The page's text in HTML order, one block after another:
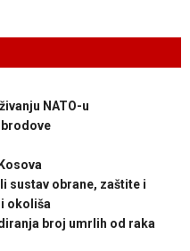
NATO-u
sustav obrane, zaštite i
okoliša
broj umrlih od raka